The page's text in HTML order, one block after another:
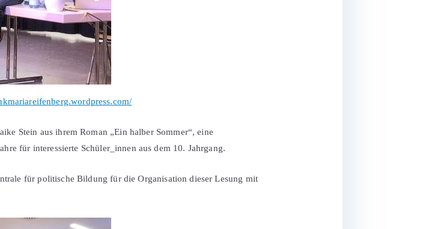
Stein aus ihrem Roman „Ein halber Sommer“, eine
für interessierte Schüler_innen aus dem 10. Jahrgang.
für politische Bildung für die Organisation dieser Lesung mit